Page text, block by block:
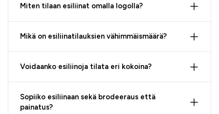
Miten tilaan esiliinat omalla logolla?
Mikä on esiliinatilauksien vähimmäismäärä?
Voidaanko esiliinoja tilata eri kokoina?
Sopiiko esiliinaan sekä brodeeraus että
painatus?